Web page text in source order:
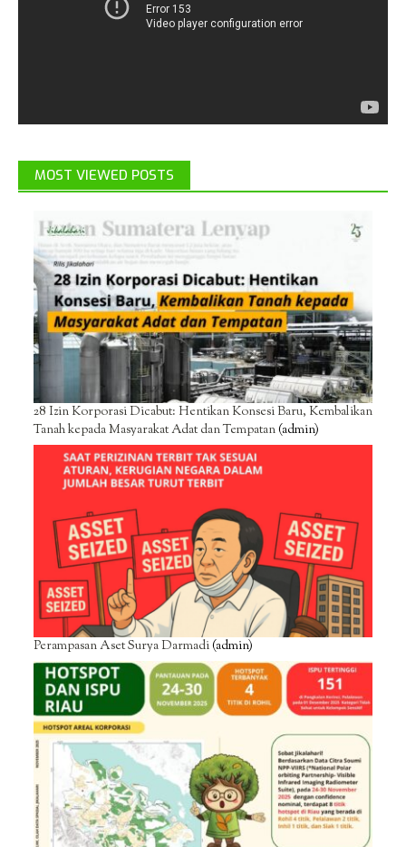
MOST VIEWED POSTS
28 Izin Korporasi Dicabut: Hentikan Konsesi Baru, Kembalikan
Tanah kepada Masyarakat Adat dan Tempatan(admin)
Perampasan Aset Surya Darmadi(admin)